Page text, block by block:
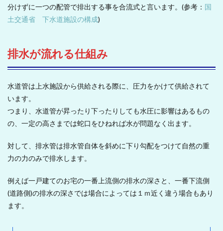
分けずに一つの配管で排出する事を合流式と言います。(参考： 国
土交通省 下水道施設の構成)
排水が流れる仕組み
水道管は上水施設から供給される際に、圧力をかけて供給されて
います。
つまり、水道管が昇ったり下ったりしても水圧に影響はあるもの
の、一定の高さまでは蛇口をひねれば水が問題なく出ます。
対して、排水管は排水管自体を斜めに下り勾配をつけて自然の重
力の力のみで排水します。
例えば一戸建てのお宅の一番上流側の排水の深さと、一番下流側
(道路側)の排水の深さでは場合によっては１ｍ近く違う場合もあり
ます。